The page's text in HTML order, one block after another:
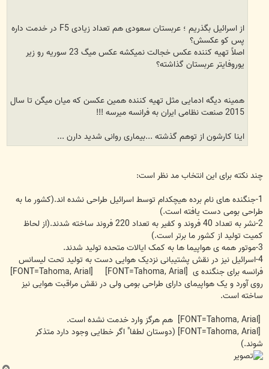
از اسرائیل بگذریم ؛ عربستان سعودی هم تعداد زیادی F5 در خدمت داره
پس کو عکسش؟
اصلاً تهیه کننده عکس خجالت نمیکشه عکس میگ 23 سوریه رو زیر
یوروفایتر عربستان گذاشته؟
همینه دیگه ادمایی مثل تهیه کننده همین عکسن که میان میگن تا سال
2015 صنعت نظامی ایران به فرانسه میرسه !!!
اینا کارشون از توهم گذشته ...بیماری روانی شدید دارن ...
چند نکته برای این انتخاب مد نظر است:
1-جنگنده های نام برده هیچکدام توسط اسرائیل طراحی نشده اند.(کشور ما به
طراحی بومی دست یافته است.)
2-نشر به تعداد 40 فروند و کفیر به تعداد 220 فروند ساخته شدند.(از لحاظ
کمیت تولید از کشور ما برتر است.)
3-موتور همه ی هواپیما ها به کمک ایالات متحده تولید شدند.
4-اسرائیل نیز در نقش پشتیبانی نزدیک هوایی دست به تولید تحت لیسانس
فرانسه برای جنگنده ی [FONT=Tahoma, Arial] [FONT=Tahoma, Arial]
روی آورد و یک هواپیمای دارای طراحی بومی ولی در نقش مراقبت هوایی نیز
ساخته است.
[FONT=Tahoma, Arial] هم هرگز وارد خدمت نشده است.
[FONT=Tahoma, Arial] (دوستان لطفا" اگر خطایی وجود دارد متذکر
شوند.)